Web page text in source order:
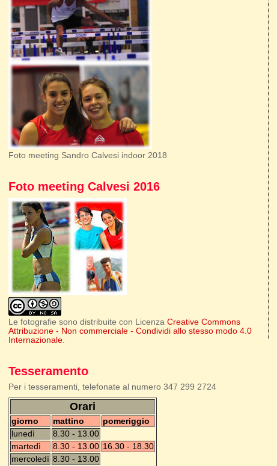
Foto meeting Sandro Calvesi indoor 2018
Foto meeting Calvesi 2016
Le fotografie sono distribuite con LicenzaCreative Commons
Attribuzione - Non commerciale - Condividi allo stesso modo 4.0
Internazionale.
Tesseramento
Per i tesseramenti, telefonate al numero 347 299 2724
Orari
giorno mattino
pomeriggio
lunedì
8.30 - 13.00
martedì
8.30 - 13.00 16.30 - 18.30
mercoledì 8.30 - 13.00